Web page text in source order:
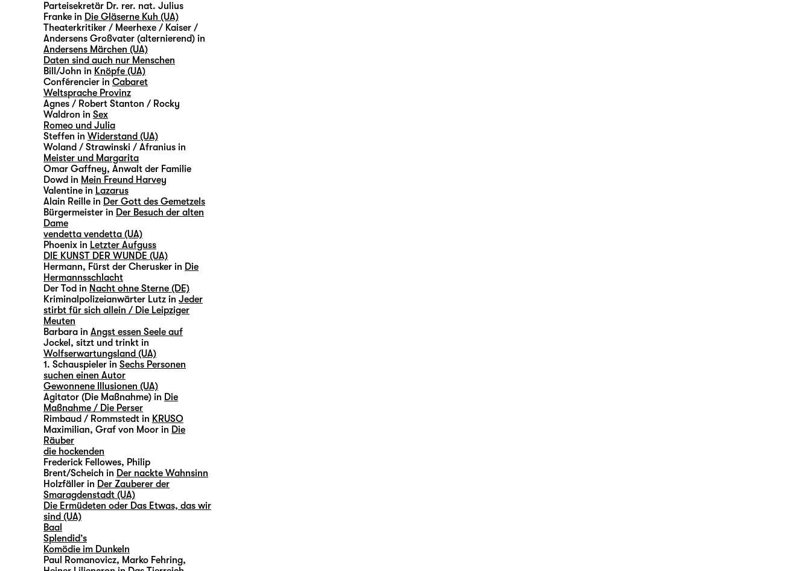
Parteisekretär Dr. rer. nat. Julius
Franke in Die Gläserne Kuh (UA)
Theaterkritiker / Meerhexe / Kaiser /
Andersens Großvater (alternierend) in
Andersens Märchen (UA)
Daten sind auch nur Menschen
Bill/John in Knöpfe (UA)
Conférencier in Cabaret
Weltsprache Provinz
Agnes / Robert Stanton / Rocky
Waldron in Sex
Romeo und Julia
Steffen in Widerstand (UA)
Woland / Strawinski / Afranius in
Meister und Margarita
Omar Gaffney, Anwalt der Familie
Dowd in Mein Freund Harvey
Valentine in Lazarus
Alain Reille in Der Gott des Gemetzels
Bürgermeister in Der Besuch der alten
Dame
vendetta vendetta (UA)
Phoenix in Letzter Aufguss
DIE KUNST DER WUNDE (UA)
Hermann, Fürst der Cherusker in Die
Hermannsschlacht
Der Tod in Nacht ohne Sterne (DE)
Kriminalpolizeianwärter Lutz in Jeder
stirbt für sich allein / Die Leipziger
Meuten
Barbara in Angst essen Seele auf
Jockel, sitzt und trinkt in
Wolfserwartungsland (UA)
1. Schauspieler in Sechs Personen
suchen einen Autor
Gewonnene Illusionen (UA)
Agitator (Die Maßnahme) in Die
Maßnahme / Die Perser
Rimbaud / Rommstedt in KRUSO
Maximilian, Graf von Moor in Die
Räuber
die hockenden
Frederick Fellowes, Philip
Brent/Scheich in Der nackte Wahnsinn
Holzfäller in Der Zauberer der
Smaragdenstadt (UA)
Die Ermüdeten oder Das Etwas, das wir
sind (UA)
Baal
Splendid’s
Komödie im Dunkeln
Paul Romanovicz, Marko Fehring,